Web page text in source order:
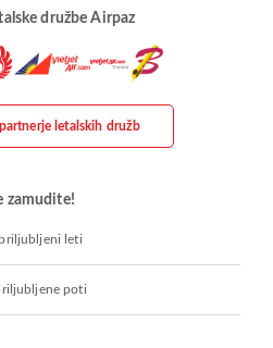
družbe Airpaz
letalskih družb
zamudite!
leti
poti